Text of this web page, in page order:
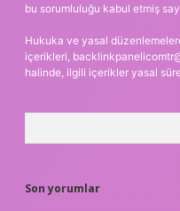
bu sorumluluğu kabul etmiş
Hukuka ve yasal
içerikleri,
halinde, ilgili içerikler yasal
Son yorumlar